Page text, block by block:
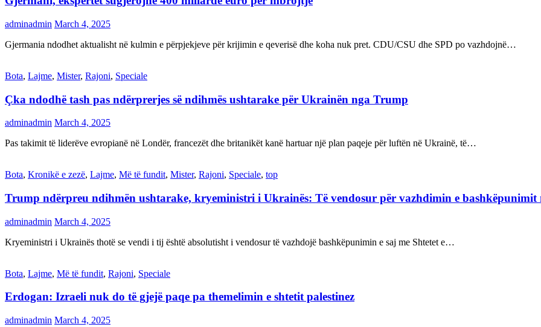
adminadmin March 4, 2025
Gjermania ndodhet aktualisht në kulmin e përpjekjeve për krijimin e qeverisë dhe koha nuk pret. CDU/CSU dhe SPD po vazhdojnë…
Bota, Lajme, Mister, Rajoni, Speciale
Çka ndodhë tash pas ndërprerjes së ndihmës ushtarake për Ukrainën nga Trump
adminadmin March 4, 2025
Pas takimit të liderëve evropianë në Londër, francezët dhe britanikët kanë hartuar një plan paqeje për luftën në Ukrainë, të…
Bota, Kronikë e zezë, Lajme, Më të fundit, Mister, Rajoni, Speciale, top
Trump ndërpreu ndihmën ushtarake, kryeministri i Ukrainës: Të vendosur për vazhdimin e bashkëpunimit
adminadmin March 4, 2025
Kryeministri i Ukrainës thotë se vendi i tij është absolutisht i vendosur të vazhdojë bashkëpunimin e saj me Shtetet e…
Bota, Lajme, Më të fundit, Rajoni, Speciale
Erdogan: Izraeli nuk do të gjejë paqe pa themelimin e shtetit palestinez
adminadmin March 4, 2025